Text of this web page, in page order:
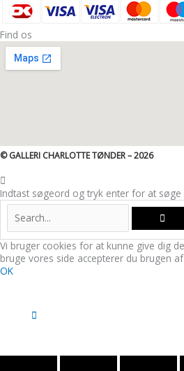
Find os
© GALLERI CHARLOTTE TØNDER – 2026
Indtast søgeord og tryk enter for at søge
Vi bruger cookies for at kunne give dig
bruge vores side accepterer du brugen
OK